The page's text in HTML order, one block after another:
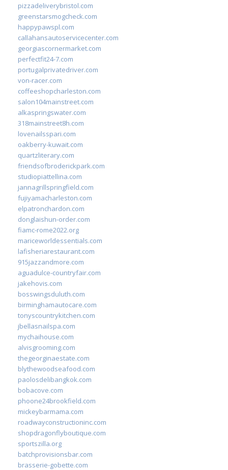
pizzadeliverybristol.com
greenstarsmogcheck.com
happypawspl.com
callahansautoservicecenter.com
georgiascornermarket.com
perfectfit24-7.com
portugalprivatedriver.com
von-racer.com
coffeeshopcharleston.com
salon104mainstreet.com
alkaspringswater.com
318mainstreet8h.com
lovenailsspari.com
oakberry-kuwait.com
quartzliterary.com
friendsofbroderickpark.com
studiopiattellina.com
jannagrillspringfield.com
fujiyamacharleston.com
elpatronchardon.com
donglaishun-order.com
fiamc-rome2022.org
mariceworldessentials.com
lafisheriarestaurant.com
915jazzandmore.com
aguadulce-countryfair.com
jakehovis.com
bosswingsduluth.com
birminghamautocare.com
tonyscountrykitchen.com
jbellasnailspa.com
mychaihouse.com
alvisgrooming.com
thegeorginaestate.com
blythewoodseafood.com
paolosdelibangkok.com
bobacove.com
phoone24brookfield.com
mickeybarmama.com
roadwayconstructioninc.com
shopdragonflyboutique.com
sportszilla.org
batchprovisionsbar.com
brasserie-gobette.com